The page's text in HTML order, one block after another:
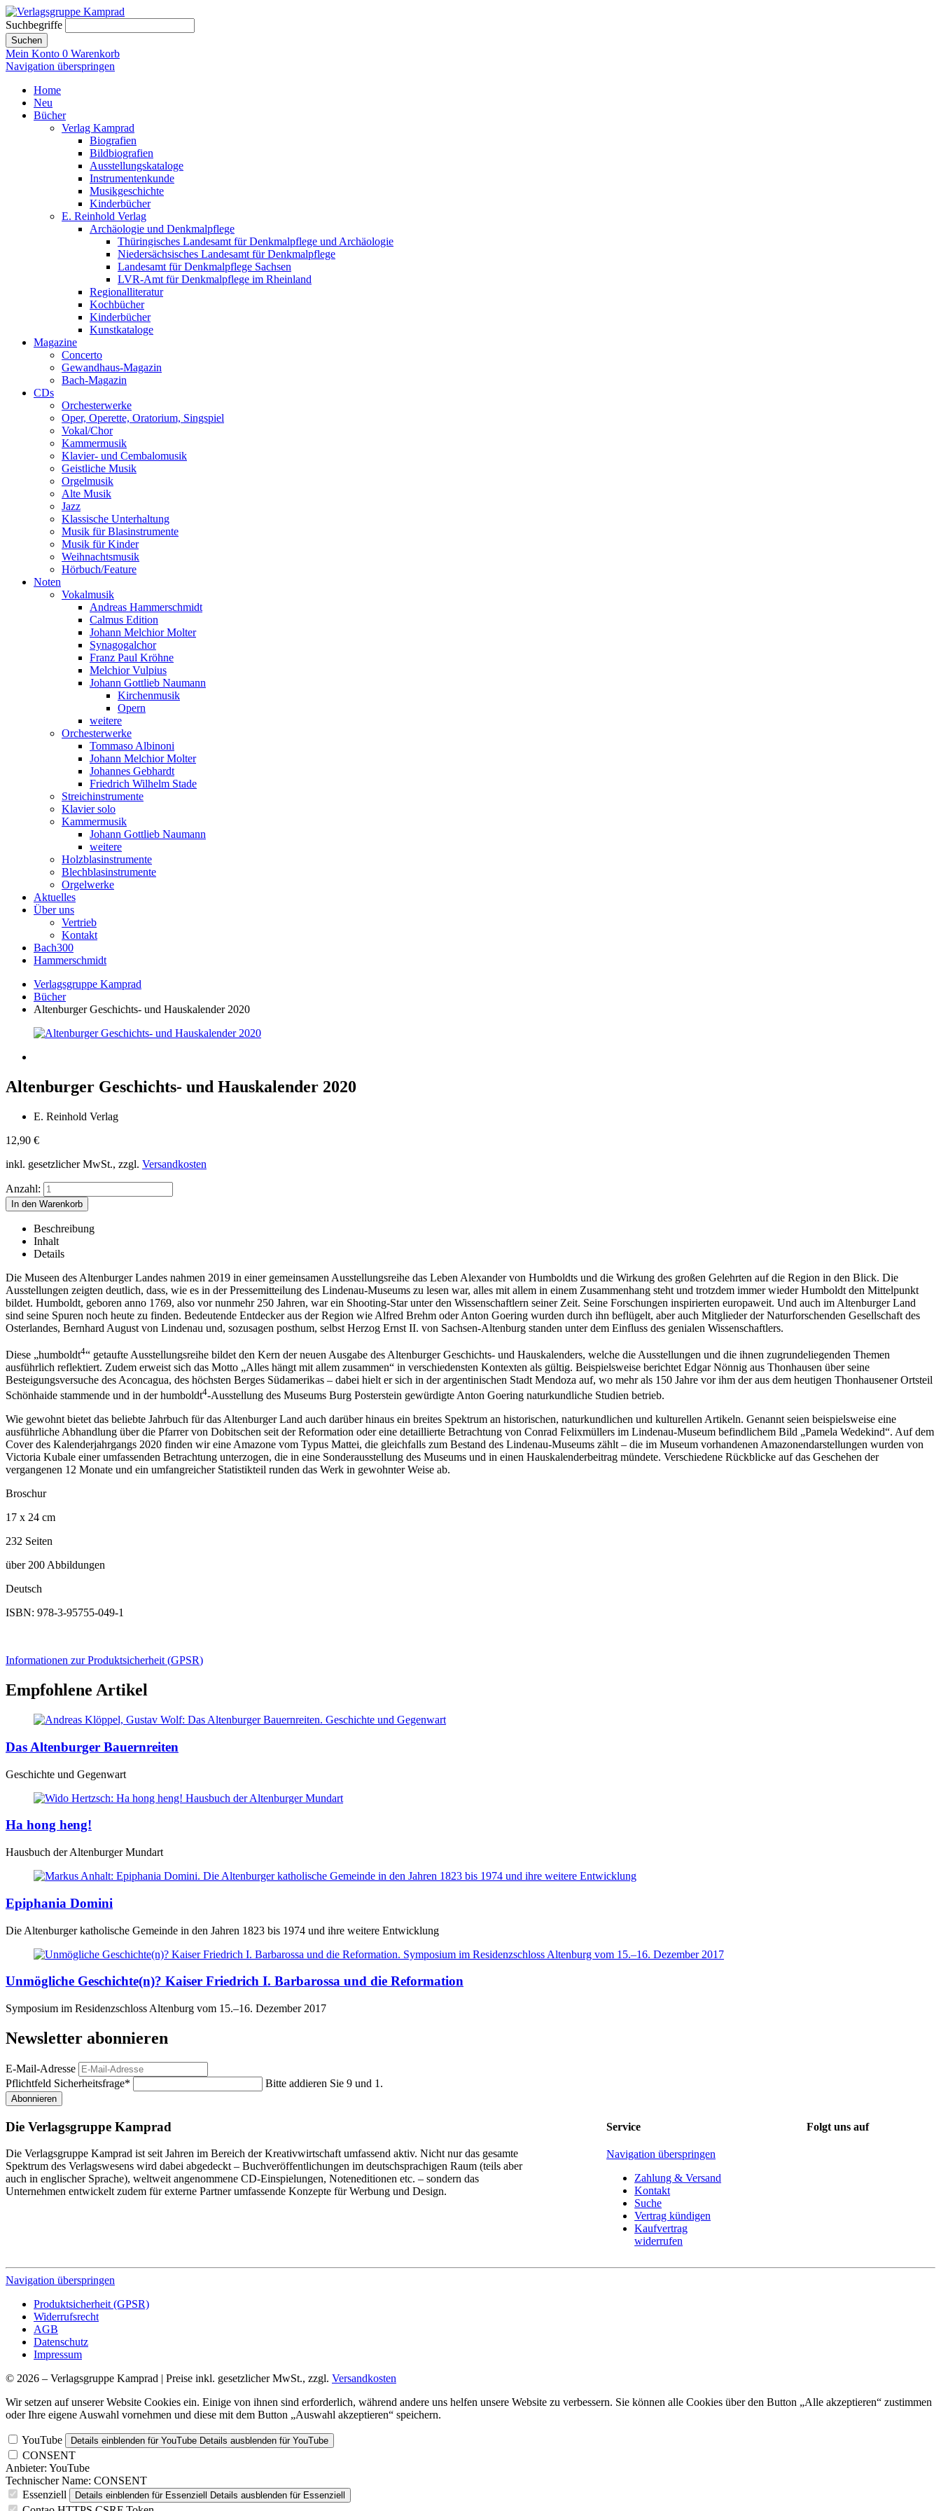
Suchbegriffe
Suchen
Mein Konto 0 Warenkorb
Navigation überspringen
Home
Neu
Bücher
Verlag Kamprad
Biografien
Bildbiografien
Ausstellungskataloge
Instrumentenkunde
Musikgeschichte
Kinderbücher
E. Reinhold Verlag
Archäologie und Denkmalpflege
Thüringisches Landesamt für Denkmalpflege und Archäologie
Niedersächsisches Landesamt für Denkmalpflege
Landesamt für Denkmalpflege Sachsen
LVR-Amt für Denkmalpflege im Rheinland
Regionalliteratur
Kochbücher
Kinderbücher
Kunstkataloge
Magazine
Concerto
Gewandhaus-Magazin
Bach-Magazin
CDs
Orchesterwerke
Oper, Operette, Oratorium, Singspiel
Vokal/Chor
Kammermusik
Klavier- und Cembalomusik
Geistliche Musik
Orgelmusik
Alte Musik
Jazz
Klassische Unterhaltung
Musik für Blasinstrumente
Musik für Kinder
Weihnachtsmusik
Hörbuch/Feature
Noten
Vokalmusik
Andreas Hammerschmidt
Calmus Edition
Johann Melchior Molter
Synagogalchor
Franz Paul Kröhne
Melchior Vulpius
Johann Gottlieb Naumann
Kirchenmusik
Opern
weitere
Orchesterwerke
Tommaso Albinoni
Johann Melchior Molter
Johannes Gebhardt
Friedrich Wilhelm Stade
Streichinstrumente
Klavier solo
Kammermusik
Johann Gottlieb Naumann
weitere
Holzblasinstrumente
Blechblasinstrumente
Orgelwerke
Aktuelles
Über uns
Vertrieb
Kontakt
Bach300
Hammerschmidt
Verlagsgruppe Kamprad
Bücher
Altenburger Geschichts- und Hauskalender 2020
Altenburger Geschichts- und Hauskalender 2020
E. Reinhold Verlag
12,90 €
inkl. gesetzlicher MwSt., zzgl. Versandkosten
Anzahl:
Beschreibung
Inhalt
Details
Die Museen des Altenburger Landes nahmen 2019 in einer gemeinsamen Ausstellungsreihe das Leben Alexander von Humboldts und die Wirkung des großen Gelehrten auf die Region in den Blick. Die
Ausstellungen zeigten deutlich, dass, wie es in der Pressemitteilung des Lindenau-Museums zu lesen war, alles mit allem in einem Zusammenhang steht und trotzdem immer wieder Humboldt den Mittelpunkt
bildet. Humboldt, geboren anno 1769, also vor nunmehr 250 Jahren, war ein Shooting-Star unter den Wissenschaftlern seiner Zeit. Seine Forschungen inspirierten europaweit. Und auch im Altenburger Land
sind seine Spuren noch heute zu finden. Bedeutende Entdecker aus der Region wie Alfred Brehm oder Anton Goering wurden durch ihn beflügelt, aber auch Mitglieder der Naturforschenden Gesellschaft des
Osterlandes, Bernhard August von Lindenau und, sozusagen posthum, selbst Herzog Ernst II. von Sachsen-Altenburg standen unter dem Einfluss des genialen Wissenschaftlers.
Diese „humboldt4“ getaufte Ausstellungsreihe bildet den Kern der neuen Ausgabe des Altenburger Geschichts- und Hauskalenders, welche die Ausstellungen und die ihnen zugrundeliegenden Themen
ausführlich reflektiert. Zudem erweist sich das Motto „Alles hängt mit allem zusammen“ in verschiedensten Kontexten als gültig. Beispielsweise berichtet Edgar Nönnig aus Thonhausen über seine
Besteigungsversuche des Aconcagua, des höchsten Berges Südamerikas – dabei hielt er sich in der argentinischen Stadt Mendoza auf, wo mehr als 150 Jahre vor ihm der aus dem heutigen Thonhausener Ortsteil
Schönhaide stammende und in der humboldt4-Ausstellung des Museums Burg Posterstein gewürdigte Anton Goering naturkundliche Studien betrieb.
Wie gewohnt bietet das beliebte Jahrbuch für das Altenburger Land auch darüber hinaus ein breites Spektrum an historischen, naturkundlichen und kulturellen Artikeln. Genannt seien beispielsweise eine
ausführliche Abhandlung über die Pfarrer von Dobitschen seit der Reformation oder eine detaillierte Betrachtung von Conrad Felixmüllers im Lindenau-Museum befindlichem Bild „Pamela Wedekind“. Auf dem
Cover des Kalenderjahrgangs 2020 finden wir eine Amazone vom Typus Mattei, die gleichfalls zum Bestand des Lindenau-Museums zählt – die im Museum vorhandenen Amazonendarstellungen wurden von
Victoria Kubale einer umfassenden Betrachtung unterzogen, die in eine Sonderausstellung des Museums und in einen Hauskalenderbeitrag mündete. Verschiedene Rückblicke auf das Geschehen der
vergangenen 12 Monate und ein umfangreicher Statistikteil runden das Werk in gewohnter Weise ab.
Broschur
17 x 24 cm
232 Seiten
über 200 Abbildungen
Deutsch
ISBN: 978-3-95755-049-1
Informationen zur Produktsicherheit (GPSR)
Empfohlene Artikel
Das Altenburger Bauernreiten
Geschichte und Gegenwart
Ha hong heng!
Hausbuch der Altenburger Mundart
Epiphania Domini
Die Altenburger katholische Gemeinde in den Jahren 1823 bis 1974 und ihre weitere Entwicklung
Unmögliche Geschichte(n)? Kaiser Friedrich I. Barbarossa und die Reformation
Symposium im Residenzschloss Altenburg vom 15.–16. Dezember 2017
Newsletter abonnieren
E-Mail-Adresse
Pflichtfeld Sicherheitsfrage* Bitte addieren Sie 9 und 1.
Abonnieren
Die Verlagsgruppe Kamprad
Die Verlagsgruppe Kamprad ist seit Jahren im Bereich der Kreativwirtschaft umfassend aktiv. Nicht nur das gesamte
Spektrum des Verlagswesens wird dabei abgedeckt – Buchveröffentlichungen im deutschsprachigen Raum (teils aber
auch in englischer Sprache), weltweit angenommene CD-Einspielungen, Noteneditionen etc. – sondern das
Unternehmen entwickelt zudem für externe Partner umfassende Konzepte für Werbung und Design.
Service
Navigation überspringen
Zahlung & Versand
Kontakt
Suche
Vertrag kündigen
Kaufvertrag
widerrufen
Folgt uns auf
Navigation überspringen
Produktsicherheit (GPSR)
Widerrufsrecht
AGB
Datenschutz
Impressum
© 2026 – Verlagsgruppe Kamprad | Preise inkl. gesetzlicher MwSt., zzgl. Versandkosten
Wir setzen auf unserer Website Cookies ein. Einige von ihnen sind erforderlich, während andere uns helfen unsere Website zu verbessern. Sie können alle Cookies über den Button „Alle akzeptieren“ zustimmen
oder Ihre eigene Auswahl vornehmen und diese mit dem Button „Auswahl akzeptieren“ speichern.
YouTube Details einblenden für YouTube Details ausblenden für YouTube
CONSENT
Anbieter: YouTube
Technischer Name: CONSENT
Essenziell
Details einblenden für Essenziell Details ausblenden für Essenziell